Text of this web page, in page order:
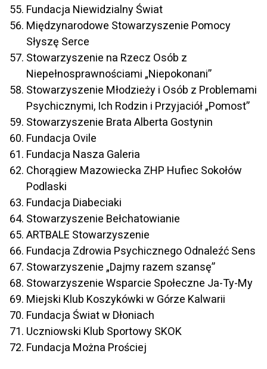
Fundacja Niewidzialny Świat
Międzynarodowe Stowarzyszenie Pomocy
Słyszę Serce
Stowarzyszenie na Rzecz Osób z
Niepełnosprawnościami „Niepokonani”
Stowarzyszenie Młodzieży i Osób z Problemami
Psychicznymi, Ich Rodzin i Przyjaciół „Pomost”
Stowarzyszenie Brata Alberta Gostynin
Fundacja Ovile
Fundacja Nasza Galeria
Chorągiew Mazowiecka ZHP Hufiec Sokołów
Podlaski
Fundacja Diabeciaki
Stowarzyszenie Bełchatowianie
ARTBALE Stowarzyszenie
Fundacja Zdrowia Psychicznego Odnaleźć Sens
Stowarzyszenie „Dajmy razem szansę”
Stowarzyszenie Wsparcie Społeczne Ja-Ty-My
Miejski Klub Koszykówki w Górze Kalwarii
Fundacja Świat w Dłoniach
Uczniowski Klub Sportowy SKOK
Fundacja Można Prościej